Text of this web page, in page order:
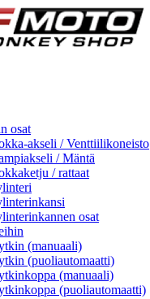
osat
akseli / Venttiilikoneisto
/ Mäntä
/ rattaat
osat
(manuaali)
(puoliautomaatti)
(manuaali)
(puoliautomaatti)